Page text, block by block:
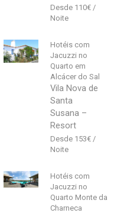
110€
Hotéis com
Jacuzzi no
Quarto em
Alcácer do Sal
Vila Nova de
Santa
Susana –
Resort
153€
Hotéis com
Jacuzzi no
Quarto Monte da
Charneca